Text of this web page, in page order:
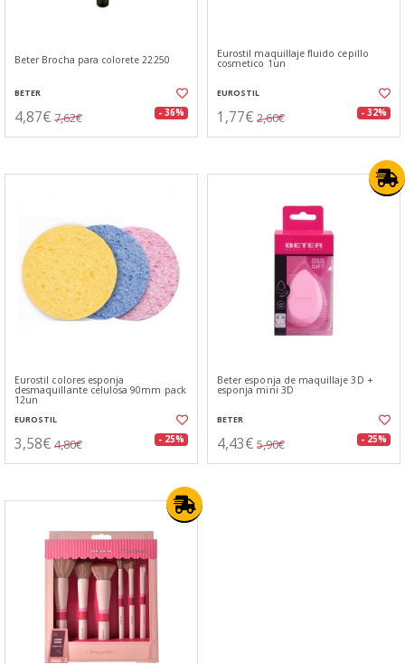
Beter Brocha para colorete 22250
BETER
4,87€ 7,62€ - 36%
Eurostil maquillaje fluido cepillo
cosmetico 1un
EUROSTIL
1,77€ 2,60€ - 32%
Eurostil colores esponja
desmaquillante celulosa 90mm pack
12un
EUROSTIL
3,58€ 4,80€ - 25%
Beter esponja de maquillaje 3D +
esponja mini 3D
BETER
4,43€ 5,90€ - 25%